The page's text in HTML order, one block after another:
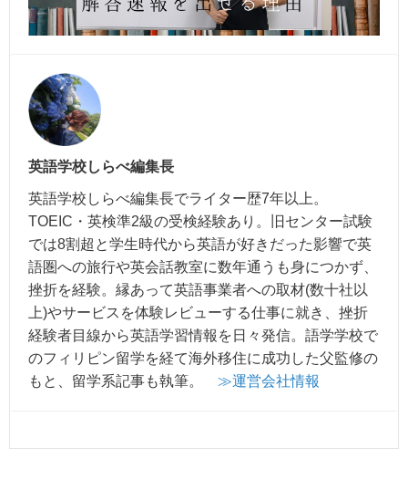
英語学校しらべ編集長
英語学校しらべ編集長でライター歴7年以上。
TOEIC・英検準2級の受検経験あり。旧センター試験
では8割超と学生時代から英語が好きだった影響で英
語圏への旅行や英会話教室に数年通うも身につかず、
挫折を経験。縁あって英語事業者への取材(数十社以
上)やサービスを体験レビューする仕事に就き、挫折
経験者目線から英語学習情報を日々発信。語学学校で
のフィリピン留学を経て海外移住に成功した父監修の
もと、留学系記事も執筆。 ≫運営会社情報